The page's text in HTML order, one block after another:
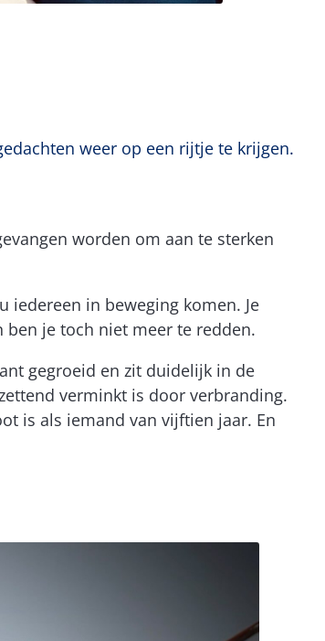
weer op een rijtje te krijgen.
worden om aan te sterken
iedereen in beweging komen. Je
ben je toch niet meer te redden.
gegroeid en zit duidelijk in de
verminkt is door verbranding.
is als iemand van vijftien jaar. En